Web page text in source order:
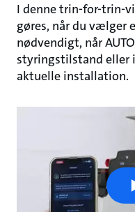
I denne trin-for-trin-
gøres, når du vælger
nødvendigt, når
styringstilstand eller
aktuelle installation.